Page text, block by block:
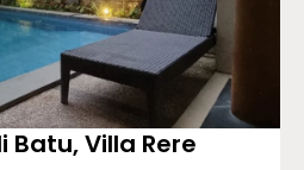
Batu, Villa Rere